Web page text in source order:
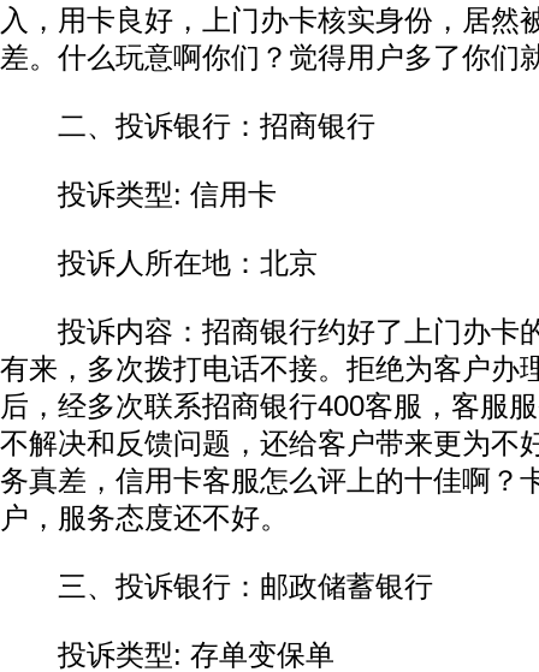
入，用卡良好，上门办卡核实身份，居然
差。什么玩意啊你们？觉得用户多了你们
二、投诉银行：招商银行
投诉类型: 信用卡
投诉人所在地：北京
投诉内容：招商银行约好了上门办卡
有来，多次拨打电话不接。拒绝为客户办
后，经多次联系招商银行400客服，客服
不解决和反馈问题，还给客户带来更为不
务真差，信用卡客服怎么评上的十佳啊？
户，服务态度还不好。
三、投诉银行：邮政储蓄银行
投诉类型: 存单变保单